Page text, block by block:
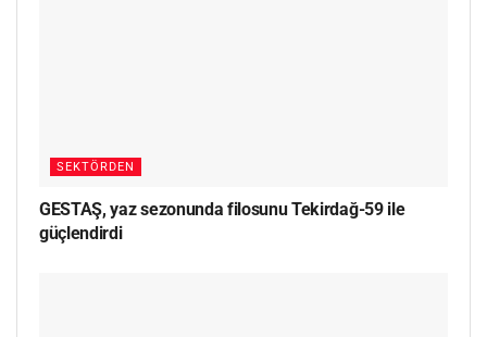
SEKTÖRDEN
GESTAŞ, yaz sezonunda filosunu Tekirdağ-59 ile
güçlendirdi